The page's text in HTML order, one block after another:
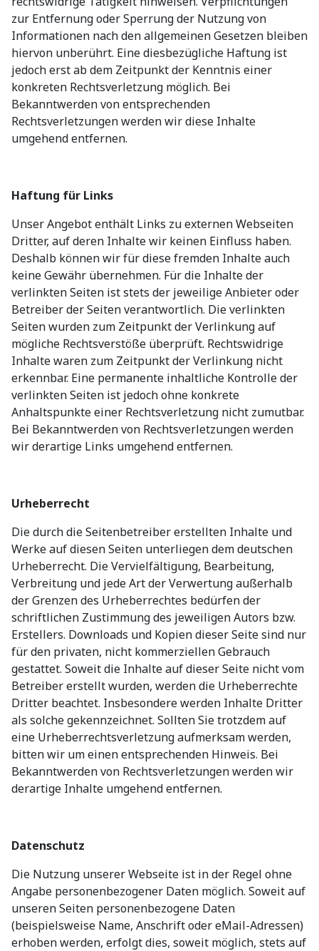
zur Entfernung oder Sperrung der Nutzung von
Informationen nach den allgemeinen Gesetzen bleiben
hiervon unberührt. Eine diesbezügliche Haftung ist
jedoch erst ab dem Zeitpunkt der Kenntnis einer
konkreten Rechtsverletzung möglich. Bei
Bekanntwerden von entsprechenden
Rechtsverletzungen werden wir diese Inhalte
umgehend entfernen.
Haftung für Links
Unser Angebot enthält Links zu externen Webseiten
Dritter, auf deren Inhalte wir keinen Einfluss haben.
Deshalb können wir für diese fremden Inhalte auch
keine Gewähr übernehmen. Für die Inhalte der
verlinkten Seiten ist stets der jeweilige Anbieter oder
Betreiber der Seiten verantwortlich. Die verlinkten
Seiten wurden zum Zeitpunkt der Verlinkung auf
mögliche Rechtsverstöße überprüft. Rechtswidrige
Inhalte waren zum Zeitpunkt der Verlinkung nicht
erkennbar. Eine permanente inhaltliche Kontrolle der
verlinkten Seiten ist jedoch ohne konkrete
Anhaltspunkte einer Rechtsverletzung nicht zumutbar.
Bei Bekanntwerden von Rechtsverletzungen werden
wir derartige Links umgehend entfernen.
Urheberrecht
Die durch die Seitenbetreiber erstellten Inhalte und
Werke auf diesen Seiten unterliegen dem deutschen
Urheberrecht. Die Vervielfältigung, Bearbeitung,
Verbreitung und jede Art der Verwertung außerhalb
der Grenzen des Urheberrechtes bedürfen der
schriftlichen Zustimmung des jeweiligen Autors bzw.
Erstellers. Downloads und Kopien dieser Seite sind nur
für den privaten, nicht kommerziellen Gebrauch
gestattet. Soweit die Inhalte auf dieser Seite nicht vom
Betreiber erstellt wurden, werden die Urheberrechte
Dritter beachtet. Insbesondere werden Inhalte Dritter
als solche gekennzeichnet. Sollten Sie trotzdem auf
eine Urheberrechtsverletzung aufmerksam werden,
bitten wir um einen entsprechenden Hinweis. Bei
Bekanntwerden von Rechtsverletzungen werden wir
derartige Inhalte umgehend entfernen.
Datenschutz
Die Nutzung unserer Webseite ist in der Regel ohne
Angabe personenbezogener Daten möglich. Soweit auf
unseren Seiten personenbezogene Daten
(beispielsweise Name, Anschrift oder eMail-Adressen)
erhoben werden, erfolgt dies, soweit möglich, stets auf